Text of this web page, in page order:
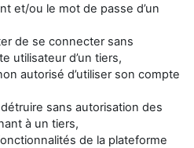
et/ou le mot de passe d’un
de se connecter sans
utilisateur d’un tiers,
autorisé d’utiliser son compte
sans autorisation des
à un tiers,
de la plateforme